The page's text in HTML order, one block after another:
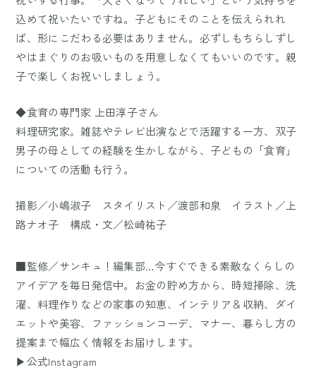
込めて祝いたいですね。子どもにそのことを伝えられれ
ば、形にこだわる必要はありません。必ずしもちらしずし
やはまぐりのお吸いものを用意しなくてもいいのです。親
子で楽しくお祝いしましょう。
◆食育の専門家 上田淳子さん
料理研究家。雑誌やテレビ出演などで活躍する一方、双子
男子の母としての経験を生かしながら、子どもの「食育」
についての活動も行う。
撮影／小嶋淑子 スタイリスト／渡部和泉 イラスト／上
路ナオ子 構成・文／松崎祐子
■監修／サンキュ！編集部…今すぐできる素敵なくらしの
アイデアを毎日発信中。お金の貯め方から、時短掃除、洗
濯、料理作りなどの家事の知恵、インテリア＆収納、ダイ
エットや美容、ファッションコーデ、マナー、暮らし方の
提案まで幅広く情報をお届けします。
▶公式Instagram